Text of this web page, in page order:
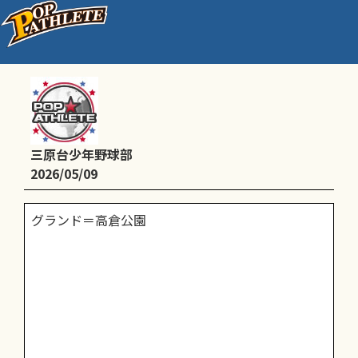
練習
三原台少年野球部
2026/05/09
グランド＝高倉公園